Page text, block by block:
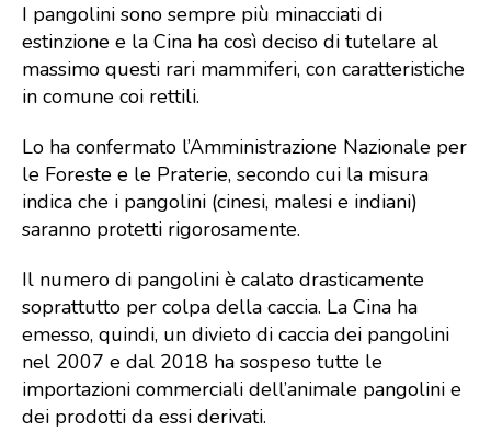
I pangolini sono sempre più minacciati di
estinzione e la Cina ha così deciso di tutelare al
massimo questi rari mammiferi, con caratteristiche
in comune coi rettili.
Lo ha confermato l’Amministrazione Nazionale per
le Foreste e le Praterie, secondo cui la misura
indica che i pangolini (cinesi, malesi e indiani)
saranno protetti rigorosamente.
Il numero di pangolini è calato drasticamente
soprattutto per colpa della caccia. La Cina ha
emesso, quindi, un divieto di caccia dei pangolini
nel 2007 e dal 2018 ha sospeso tutte le
importazioni commerciali dell’animale pangolini e
dei prodotti da essi derivati.